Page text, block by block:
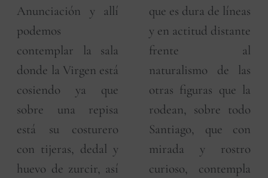
Anunciación y allí
podemos
contemplar la sala
donde la Virgen está
cosiendo ya que
sobre una repisa
está su costurero
con tijeras, dedal y
huevo de zurcir, así
que es dura de líneas
y en actitud distante
frente al
naturalismo de las
otras figuras que la
rodean, sobre todo
Santiago, que con
mirada y rostro
curioso, contempla